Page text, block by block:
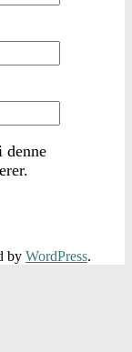
denne
by WordPress.